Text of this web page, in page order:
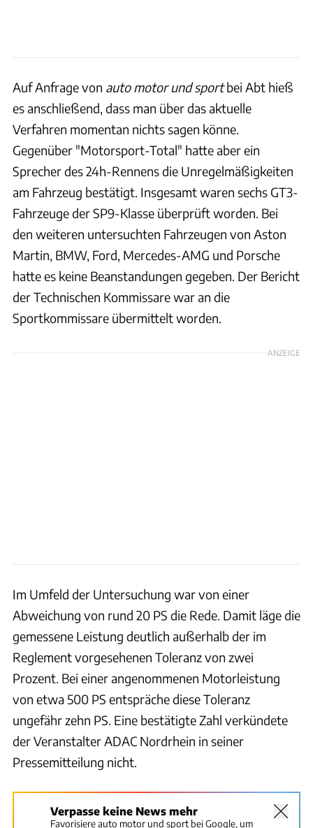
Auf Anfrage von auto motor und sportbei Abt hieß
es anschließend, dass man über das aktuelle
Verfahren momentan nichts sagen könne.
Gegenüber "Motorsport-Total" hatte aber ein
Sprecher des 24h-Rennens die Unregelmäßigkeiten
am Fahrzeug bestätigt. Insgesamt waren sechs GT3-
Fahrzeuge der SP9-Klasse überprüft worden. Bei
den weiteren untersuchten Fahrzeugen von Aston
Martin, BMW, Ford, Mercedes-AMG und Porsche
hatte es keine Beanstandungen gegeben. Der Bericht
der Technischen Kommissare war an die
Sportkommissare übermittelt worden.
ANZEIGE
Im Umfeld der Untersuchung war von einer
Abweichung von rund 20 PS die Rede. Damit läge die
gemessene Leistung deutlich außerhalb der im
Reglement vorgesehenen Toleranz von zwei
Prozent. Bei einer angenommenen Motorleistung
von etwa 500 PS entspräche diese Toleranz
ungefähr zehn PS. Eine bestätigte Zahl verkündete
der Veranstalter ADAC Nordrhein in seiner
Pressemitteilung nicht.
Verpasse keine News mehr
Favorisiere auto motor und sport bei Google, um